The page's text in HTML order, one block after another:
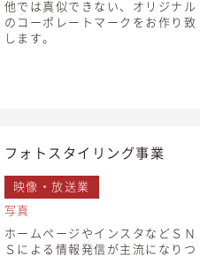
他では真似できない、オリジナル
のコーポレートマークをお作り致
します。
フォトスタイリング事業
映像・放送業
写真
ホームページやインスタなどＳＮ
Ｓによる情報発信が主流になりつ